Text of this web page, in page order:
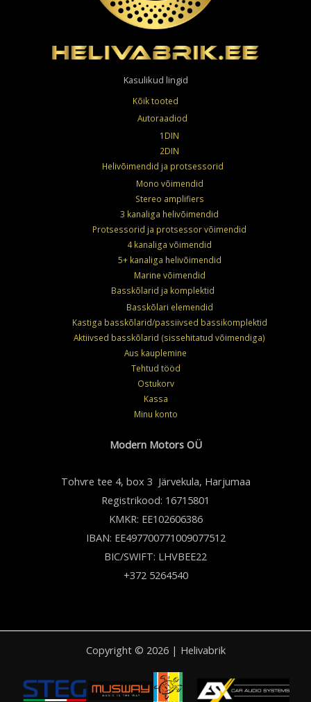
Kasulikud lingid
Kõik tooted
Autoraadiod
1DIN
2DIN
Helivõimendid ja protsessorid
Mono võimendid
Stereo amplifiers
3 kanaliga helivõimendid
Protsessorid ja protsessor võimendid
4 kanaliga võimendid
5+ kanaliga helivõimendid
Marine võimendid
Basskõlarid ja komplektid
Basskõlari elemendid
Kastiga basskõlarid/passiivsed bassikomplektid
Aktiivsed basskõlarid (sissehitatud võimendiga)
Aus kauplemine
Tehtud tööd
Ostukorv
Kassa
Minu konto
Modern Motors OÜ
Tohvre tee 4, box 3 Järvekula, Harjumaa
Registrikood: 16715801
KMKR: EE102606386
IBAN: EE497700771009077512
BIC/SWIFT: LHVBEE22
+372 5264540
Copyright © 2026 | Helivabrik